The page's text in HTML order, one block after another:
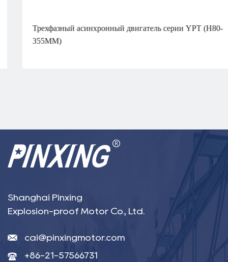
Трехфазный асинхронный двигатель серии YPT (H80-
355MM)
Shanghai Pinxing
Explosion-proof Motor Co., Ltd.
cai@pinxingmotor.com
+86-21-57566731